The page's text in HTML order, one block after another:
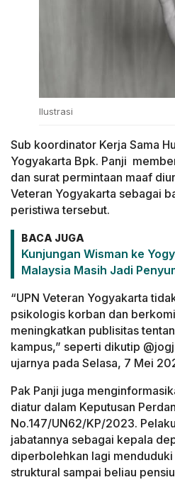
Ilustrasi
Sub koordinator Kerja Sama
Yogyakarta Bpk. Panji
dan surat permintaan maaf
Veteran Yogyakarta sebagai
peristiwa tersebut.
BACA JUGA
Kunjungan Wisman ke
Malaysia Masih Jadi
“UPN Veteran Yogyakarta
psikologis korban dan
meningkatkan publisitas
kampus,” seperti dikutip
ujarnya pada Selasa, 7 Mei
Pak Panji juga
diatur dalam Keputusan
No.147/UN62/KP/2023.
jabatannya sebagai kepala
diperbolehkan lagi
struktural sampai beliau